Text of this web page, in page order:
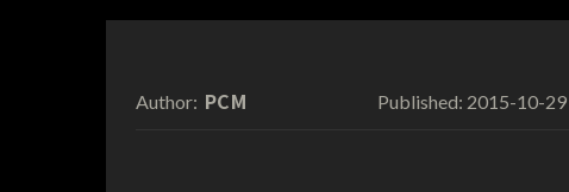
Author: PCM Published: 2015-10-29